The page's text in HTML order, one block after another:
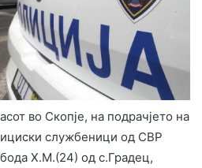
во Скопје, на подрачјето на
службеници од СВР
Х.М.(24) од с.Градец,